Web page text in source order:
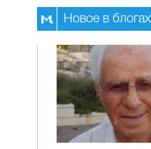
Новое в блогах